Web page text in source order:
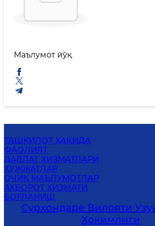
Маълумот йўқ
ТАШКИЛОТ ҲАҚИДА
ФАОЛИЯТ
ДАВЛАТ ХИЗМАТЛАРИ
ҲУЖЖАТЛАР
ОЧИҚ МАЪЛУМОТЛАР
АХБОРОТ ХИЗМАТИ
БОҒЛАНИШ
Сурхондарё Вилояти
Ҳокимлиги